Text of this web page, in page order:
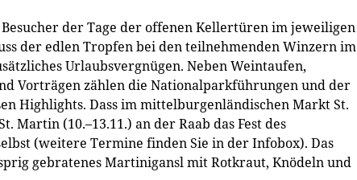
der Tage der offenen Kellertüren im jeweiligen
der edlen Tropfen bei den teilnehmenden Winzern im
Urlaubsvergnügen. Neben Weintaufen,
Vorträgen zählen die Nationalparkführungen und der
Highlights. Dass im mittelburgenländischen Markt St.
Martin (10.–13.11.) an der Raab das Fest des
(weitere Termine finden Sie in der Infobox). Das
gebratenes Martinigansl mit Rotkraut, Knödeln und